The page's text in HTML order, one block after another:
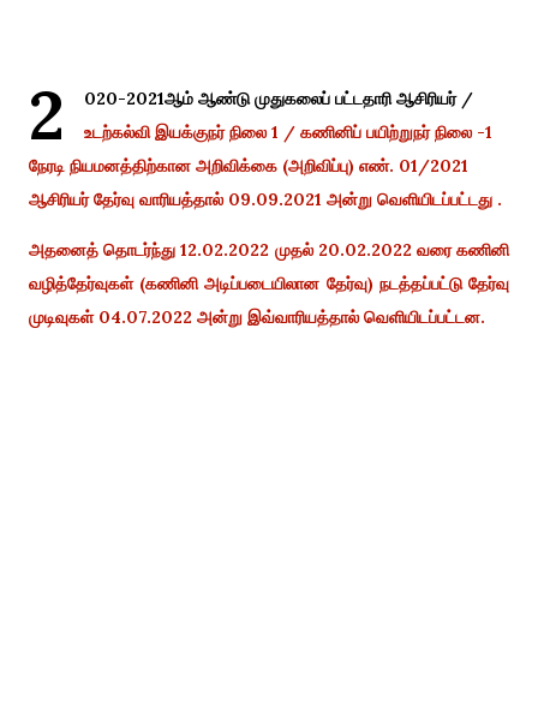
2
020-2021ஆம் ஆண்டு முதுகலைப் பட்டதாரி ஆசிரியர் /
உடற்கல்வி இயக்குநர் நிலை 1 / கணினிப் பயிற்றுநர் நிலை -1
நேரடி நியமனத்திற்கான அறிவிக்கை (அறிவிப்பு) எண். 01/2021
ஆசிரியர் தேர்வு வாரியத்தால் 09.09.2021 அன்று வெளியிடப்பட்டது .
அதனைத் தொடர்ந்து 12.02.2022 முதல் 20.02.2022 வரை கணினி
வழித்தேர்வுகள் (கணினி அடிப்படையிலான தேர்வு) நடத்தப்பட்டு தேர்வு
முடிவுகள் 04.07.2022 அன்று இவ்வாரியத்தால் வெளியிடப்பட்டன.